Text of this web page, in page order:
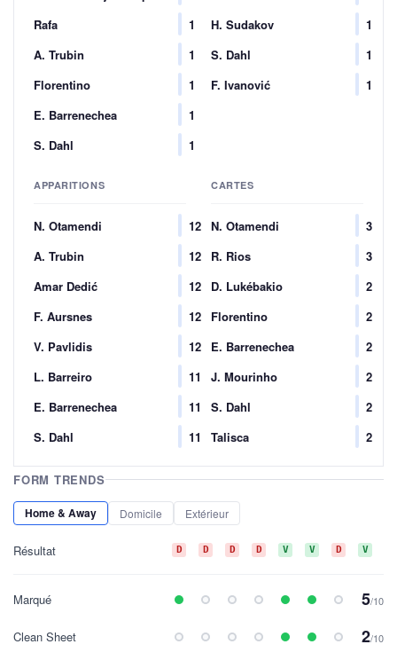
Rafa
1
A. Trubin
1
Florentino
1
E. Barrenechea
1
S. Dahl
1
H. Sudakov
1
S. Dahl
1
F. Ivanović
1
APPARITIONS
N. Otamendi
12
A. Trubin
12
Amar Dedić
12
F. Aursnes
12
V. Pavlidis
12
L. Barreiro
11
E. Barrenechea
11
S. Dahl
11
CARTES
N. Otamendi
3
R. Rios
3
D. Lukébakio
2
Florentino
2
E. Barrenechea
2
J. Mourinho
2
S. Dahl
2
Talisca
2
FORM TRENDS
Home & Away Domicile Extérieur
Résultat D D D D V V D V
Marqué 5/10
Clean Sheet 2/10